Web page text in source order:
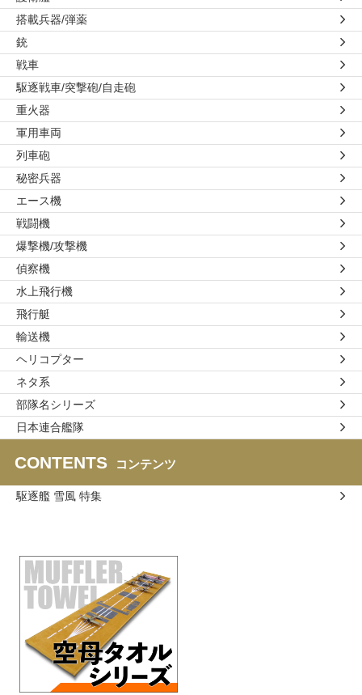
搭載兵器/弾薬
銃
戦車
駆逐戦車/突撃砲/自走砲
重火器
軍用車両
列車砲
秘密兵器
エース機
戦闘機
爆撃機/攻撃機
偵察機
水上飛行機
飛行艇
輸送機
ヘリコプター
ネタ系
部隊名シリーズ
日本連合艦隊
CONTENTS コンテンツ
駆逐艦 雪風 特集